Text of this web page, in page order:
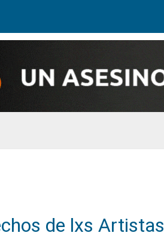
de lxs Artistas